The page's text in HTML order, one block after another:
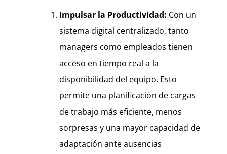
Impulsar la Productividad: Con un
sistema digital centralizado, tanto
managers como empleados tienen
acceso en tiempo real a la
disponibilidad del equipo. Esto
permite una planificación de cargas
de trabajo más eficiente, menos
sorpresas y una mayor capacidad de
adaptación ante ausencias